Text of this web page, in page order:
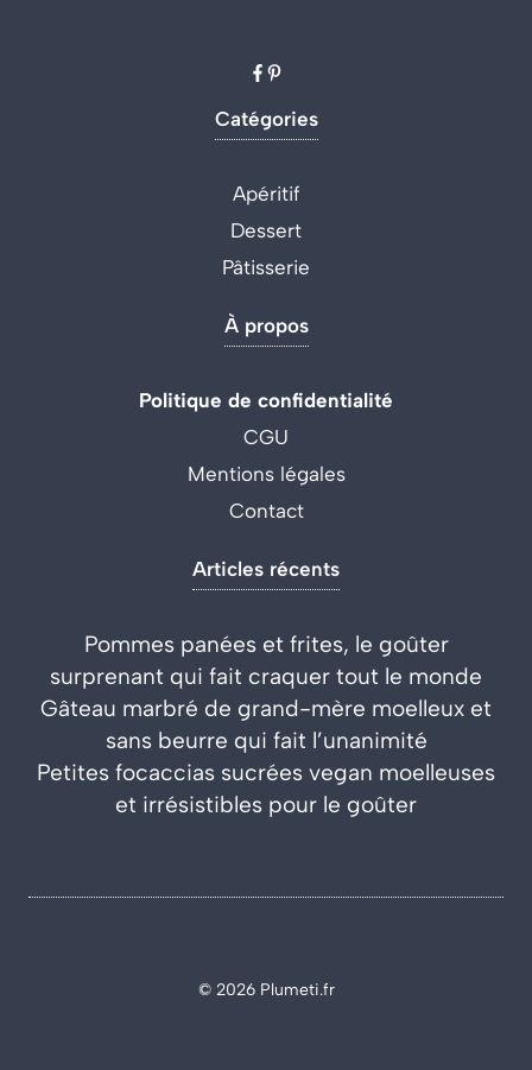
Catégories
Apéritif
Dessert
Pâtisserie
À propos
Politique de confidentialité
CGU
Mentions légales
Contact
Articles récents
Pommes panées et frites, le goûter
surprenant qui fait craquer tout le monde
Gâteau marbré de grand-mère moelleux et
sans beurre qui fait l’unanimité
Petites focaccias sucrées vegan moelleuses
et irrésistibles pour le goûter
© 2026 Plumeti.fr